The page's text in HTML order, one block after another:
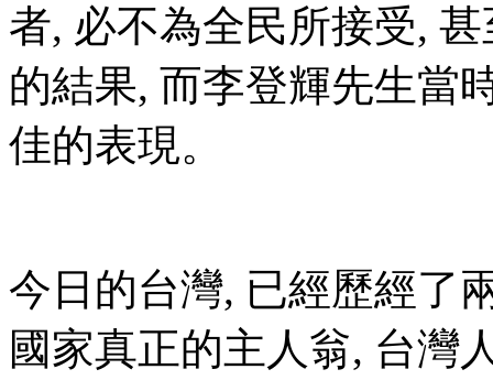
者, 必不為全民所接受,
的結果, 而李登輝先生當
佳的表現。
今日的台灣, 已經歷經了
國家真正的主人翁, 台灣